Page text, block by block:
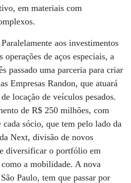
em materiais com
Paralelamente aos investimentos
de aços especiais, a
passado uma parceria para criar
Empresas Randon, que atuará
locação de veículos pesados.
de R$ 250 milhões, com
sócio, que tem pelo lado da
Next, divisão de novos
diversificar o portfólio em
como a mobilidade. A nova
Paulo, tem que passar por